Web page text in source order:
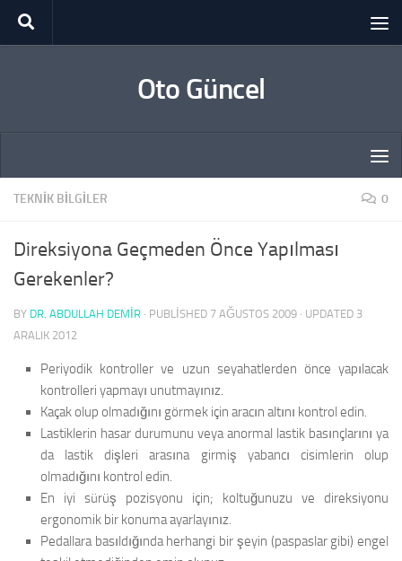
Skip to content
Oto Güncel
TEKNIK BILGILER 0
Direksiyona Geçmeden Önce Yapılması
Gerekenler?
BY DR. ABDULLAH DEMİR · PUBLISHED 7 AĞUSTOS 2009 · UPDATED 3
ARALIK 2012
Periyodik kontroller ve uzun seyahatlerden önce yapılacak
kontrolleri yapmayı unutmayınız.
Kaçak olup olmadığını görmek için aracın altını kontrol edin.
Lastiklerin hasar durumunu veya anormal lastik basınçlarını ya
da lastik dişleri arasına girmiş yabancı cisimlerin olup
olmadığını kontrol edin.
En iyi sürüş pozisyonu için; koltuğunuzu ve direksiyonu
ergonomik bir konuma ayarlayınız.
Pedallara basıldığında herhangi bir şeyin (paspaslar gibi) engel